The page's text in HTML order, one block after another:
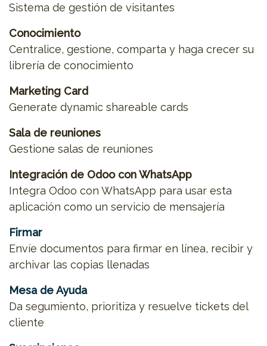
Sistema de gestión de visitantes
Conocimiento
Centralice, gestione, comparta y haga crecer su
librería de conocimiento
Marketing Card
Generate dynamic shareable cards
Sala de reuniones
Gestione salas de reuniones
Integración de Odoo con WhatsApp
Integra Odoo con WhatsApp para usar esta
aplicación como un servicio de mensajería
Firmar
Envíe documentos para firmar en línea, recibir y
archivar las copias llenadas
Mesa de Ayuda
Da segumiento, prioritiza y resuelve tickets del
cliente